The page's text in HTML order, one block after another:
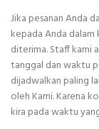
Jika pesanan Anda
kepada Anda dalam
diterima. Staff kami
tanggal dan waktu
dijadwalkan paling
oleh Kami. Karena
kira pada waktu